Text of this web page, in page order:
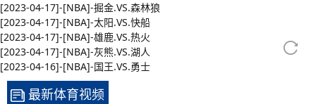
[2023-04-17]-[NBA]-掘金.VS.森林狼
[2023-04-17]-[NBA]-太阳.VS.快船
[2023-04-17]-[NBA]-雄鹿.VS.热火
[2023-04-17]-[NBA]-灰熊.VS.湖人
[2023-04-16]-[NBA]-国王.VS.勇士
最新体育视频